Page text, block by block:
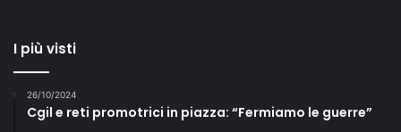
I più visti
26/10/2024
Cgil e reti promotrici in piazza: “Fermiamo le guerre”